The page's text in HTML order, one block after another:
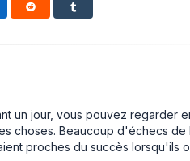
un jour, vous pouvez regarder
choses. Beaucoup d'échecs de
proches du succès lorsqu'ils